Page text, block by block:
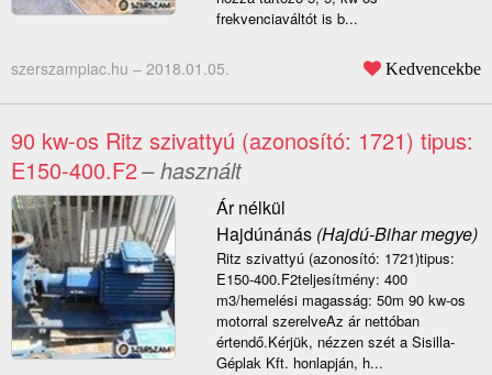
frekvenciaváltót is b...
szerszampiac.hu – 2018.01.05. Kedvencekbe
90 kw-os Ritz szivattyú (azonosító: 1721) tipus:
E150-400.F2– használt
Ár nélkül
Hajdúnánás(Hajdú-Bihar megye)
Ritz szivattyú (azonosító: 1721)tipus:
E150-400.F2teljesítmény: 400
m3/hemelési magasság: 50m 90 kw-os
motorral szerelveAz ár nettóban
értendő.Kérjük, nézzen szét a Sisilla-
Géplak Kft. honlapján, h...